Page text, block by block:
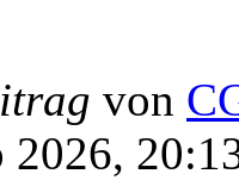
von
2026,